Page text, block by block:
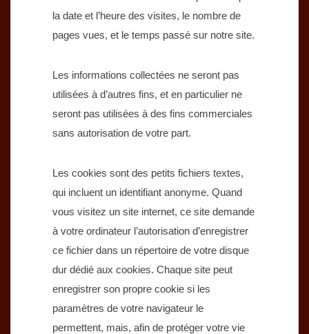
la date et l’heure des visites, le nombre de
pages vues, et le temps passé sur notre site.
Les informations collectées ne seront pas
utilisées à d’autres fins, et en particulier ne
seront pas utilisées à des fins commerciales
sans autorisation de votre part.
Les cookies sont des petits fichiers textes,
qui incluent un identifiant anonyme. Quand
vous visitez un site internet, ce site demande
à votre ordinateur l’autorisation d’enregistrer
ce fichier dans un répertoire de votre disque
dur dédié aux cookies. Chaque site peut
enregistrer son propre cookie si les
paramètres de votre navigateur le
permettent, mais, afin de protéger votre vie